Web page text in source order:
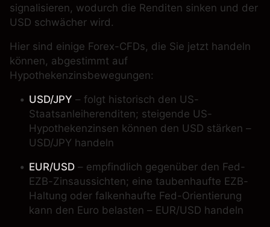
signalisieren, wodurch die Renditen sinken und der
USD schwächer wird.
Hier sind einige Forex-CFDs, die Sie jetzt handeln
können, abgestimmt auf
Hypothekenzinsbewegungen:
USD/JPY – folgt historisch den US-
Staatsanleiherenditen; steigende US-
Hypothekenzinsen können den USD stärken –
USD/JPY handeln
EUR/USD – empfindlich gegenüber den Fed-
EZB-Zinsaussichten; eine taubenhaufte EZB-
Haltung oder falkenhaufte Fed-Orientierung
kann den Euro belasten – EUR/USD handeln